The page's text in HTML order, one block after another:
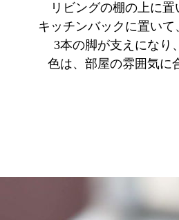
リビングの棚の上に
キッチンバックに置い
3本の脚が支えになり
色は、部屋の雰囲気に